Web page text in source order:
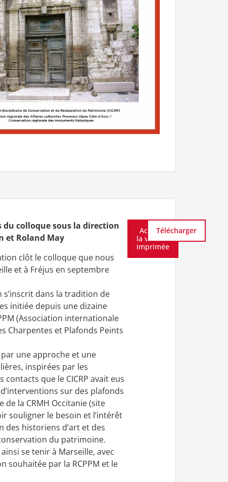
du colloque sous la direction
et Roland May
clôt le colloque que nous
et à Fréjus en septembre
dans la tradition de
initiée depuis une dizaine
(Association internationale
Charpentes et Plafonds Peints
par une approche et une
inspirées par les
que le CICRP avait eus
sur des plafonds
de la CRMH Occitanie (site
souligner le besoin et l’intérêt
des historiens d’art et des
du patrimoine.
se tenir à Marseille, avec
souhaitée par la RCPPM et le
Acheter
la version
imprimée
Télécharger